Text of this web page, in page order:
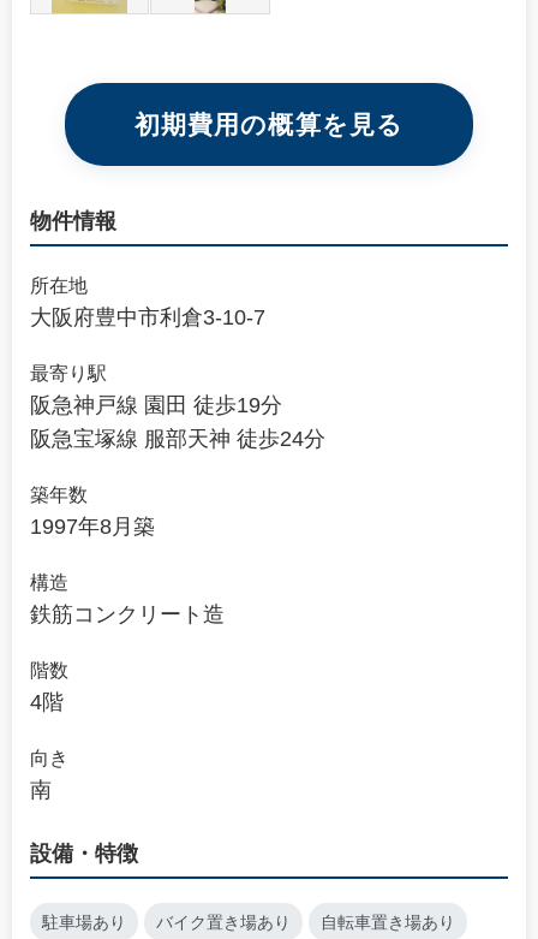
初期費用の概算を見る
物件情報
所在地
大阪府豊中市利倉3-10-7
最寄り駅
阪急神戸線 園田 徒歩19分
阪急宝塚線 服部天神 徒歩24分
築年数
1997年8月築
構造
鉄筋コンクリート造
階数
4階
向き
南
設備・特徴
駐車場あり バイク置き場あり 自転車置き場あり